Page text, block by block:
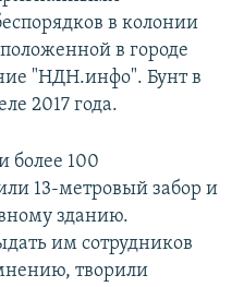
в колонии
в городе
"НДН.инфо". Бунт в
2017 года.
более 100
13-метровый забор и
зданию.
им сотрудников
творили